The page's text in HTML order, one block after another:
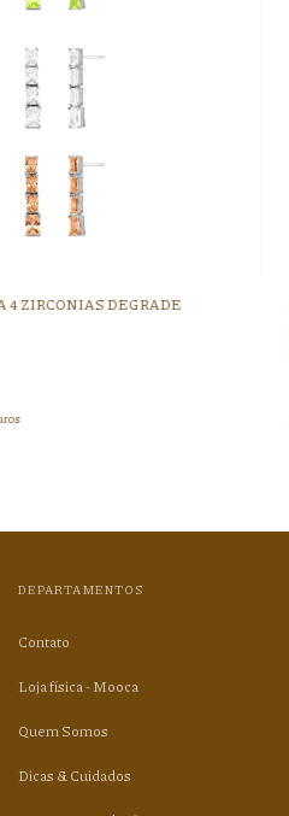
4 ZIRCONIAS DEGRADE
DEPARTAMENTOS
Contato
Loja física - Mooca
Quem Somos
Dicas & Cuidados